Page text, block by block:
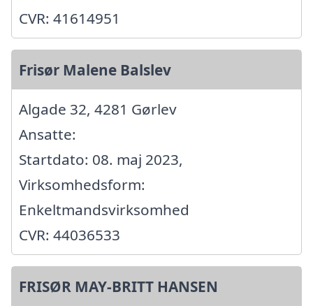
CVR: 41614951
Frisør Malene Balslev
Algade 32, 4281 Gørlev
Ansatte:
Startdato: 08. maj 2023,
Virksomhedsform:
Enkeltmandsvirksomhed
CVR: 44036533
FRISØR MAY-BRITT HANSEN